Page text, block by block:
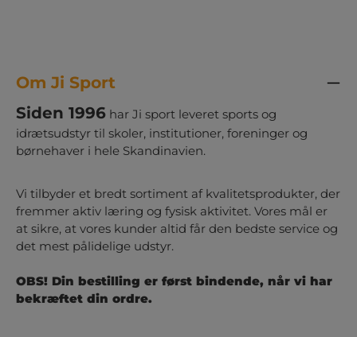
Om Ji Sport
Siden 1996 har Ji sport leveret sports og
idrætsudstyr til skoler, institutioner, foreninger og
børnehaver i hele Skandinavien.
Vi tilbyder et bredt sortiment af kvalitetsprodukter, der
fremmer aktiv læring og fysisk aktivitet. Vores mål er
at sikre, at vores kunder altid får den bedste service og
det mest pålidelige udstyr.
OBS! Din bestilling er først bindende, når vi har
bekræftet din ordre.